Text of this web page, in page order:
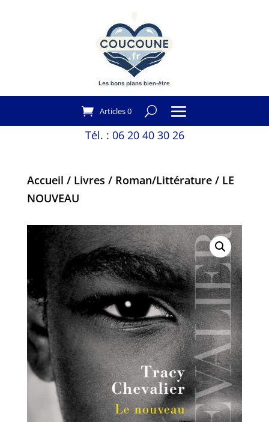
Articles 0
Tél. : 06 20 40 30 26
Accueil / Livres / Roman/Littérature/ LE
NOUVEAU